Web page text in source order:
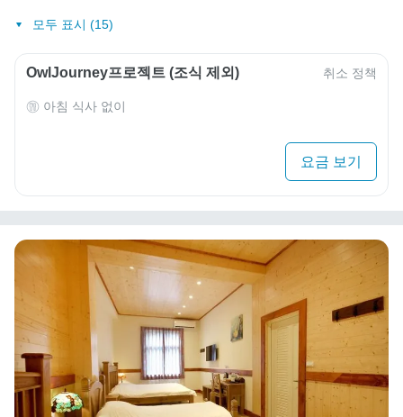
모두 표시 (15)
OwlJourney프로젝트 (조식 제외) 취소 정책
아침 식사 없이
요금 보기